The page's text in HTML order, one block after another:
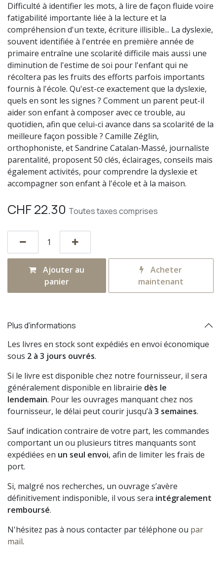
Difficulté à identifier les mots, à lire de façon fluide voire
fatigabilité importante liée à la lecture et la
compréhension d'un texte, écriture illisible... La dyslexie,
souvent identifiée à l'entrée en première année de
primaire entraîne une scolarité difficile mais aussi une
diminution de l'estime de soi pour l'enfant qui ne
récoltera pas les fruits des efforts parfois importants
fournis à l'école. Qu'est-ce exactement que la dyslexie,
quels en sont les signes ? Comment un parent peut-il
aider son enfant à composer avec ce trouble, au
quotidien, afin que celui-ci avance dans sa scolarité de la
meilleure façon possible ? Camille Zéglin,
orthophoniste, et Sandrine Catalan-Massé, journaliste
parentalité, proposent 50 clés, éclairages, conseils mais
également activités, pour comprendre la dyslexie et
accompagner son enfant à l'école et à la maison.
CHF22.30 Toutes taxes comprises
Ajouter au
panier
Acheter
maintenant
Plus d'informations
Les livres en stock sont expédiés en envoi économique
sous 2 à 3 jours ouvrés.
Si le livre est disponible chez notre fournisseur, il sera
généralement disponible en librairie dès le
lendemain. Pour les ouvrages manquant chez nos
fournisseur, le délai peut courir jusqu’à 3 semaines.
Sauf indication contraire de votre part, les commandes
comportant un ou plusieurs titres manquants sont
expédiées en un seul envoi, afin de limiter les frais de
port.
Si, malgré nos recherches, un ouvrage s’avère
définitivement indisponible, il vous sera intégralement
remboursé.
N'hésitez pas à nous contacter par téléphone ou par
mail.